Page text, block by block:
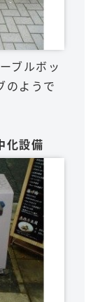
ブルボッ
のようで
化設備